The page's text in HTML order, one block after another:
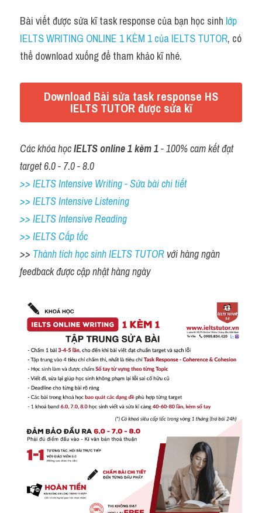
Bài viết được sửa kĩ task response của bạn học sinh lớp
IELTS WRITING ONLINE 1 KÈM 1 của IELTS TUTOR, có
thể download xuống để tham khảo kĩ nhé.
Download Bài sửa task response HS
IELTS TUTOR được sửa kĩ
Các khóa học IELTS online 1 kèm 1 - 100% cam kết đạt
target 6.0 - 7.0 - 8.0
>> IELTS Intensive Writing - Sửa bài chi tiết
>> IELTS Intensive Listening
>> IELTS Intensive Reading
>> IELTS Cấp tốc
>> Thành tích học sinh IELTS TUTOR với hàng ngàn
feedback được cập nhật hàng ngày